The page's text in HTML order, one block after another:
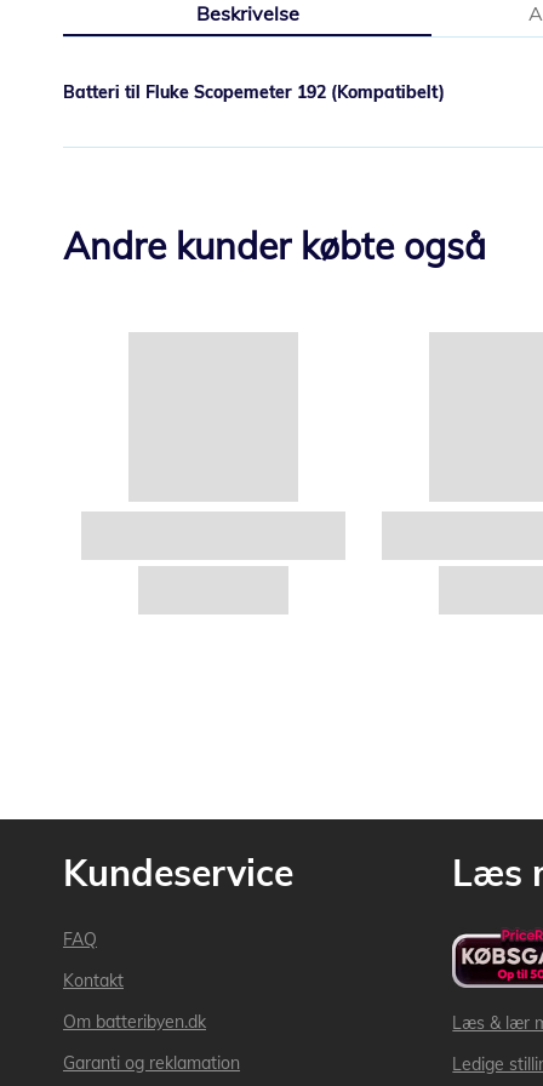
af
Beskrivelse
Batteri til Fluke Scopemeter 192 (Kompatibelt)
Andre kunder købte også
Kundeservice
FAQ
Kontakt
Om batteribyen.dk
Garanti og reklamation
Læs
Læs & lær
Ledige